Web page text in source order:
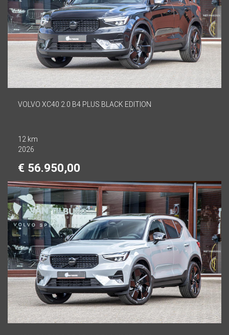
VOLVO XC40 2.0 B4 PLUS BLACK EDITION
12 km
2026
€ 56.950,00